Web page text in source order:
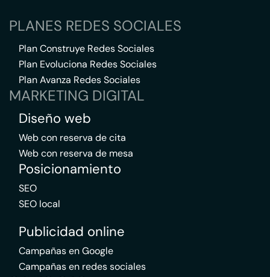
PLANES REDES SOCIALES
Plan Construye Redes Sociales
Plan Evoluciona Redes Sociales
Plan Avanza Redes Sociales
MARKETING DIGITAL
Diseño web
Web con reserva de cita
Web con reserva de mesa
Posicionamiento
SEO
SEO local
Publicidad online
Campañas en Google
Campañas en redes sociales